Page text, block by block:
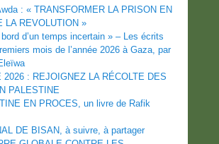
: « TRANSFORMER LA PRISON EN
LA REVOLUTION »
d’un temps incertain » – Les écrits
mois de l’année 2026 à Gaza, par
2026 : REJOIGNEZ LA RÉCOLTE DES
PALESTINE
EN PROCES, un livre de Rafik
DE BISAN, à suivre, à partager